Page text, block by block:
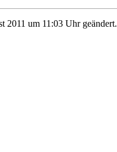
2011 um 11:03 Uhr geändert.